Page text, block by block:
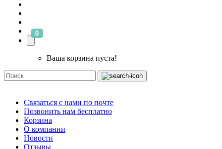
0
Ваша корзина пуста!
Связаться с нами по почте
Позвонить нам бесплатно
Корзина
О компании
Новости
Отзывы